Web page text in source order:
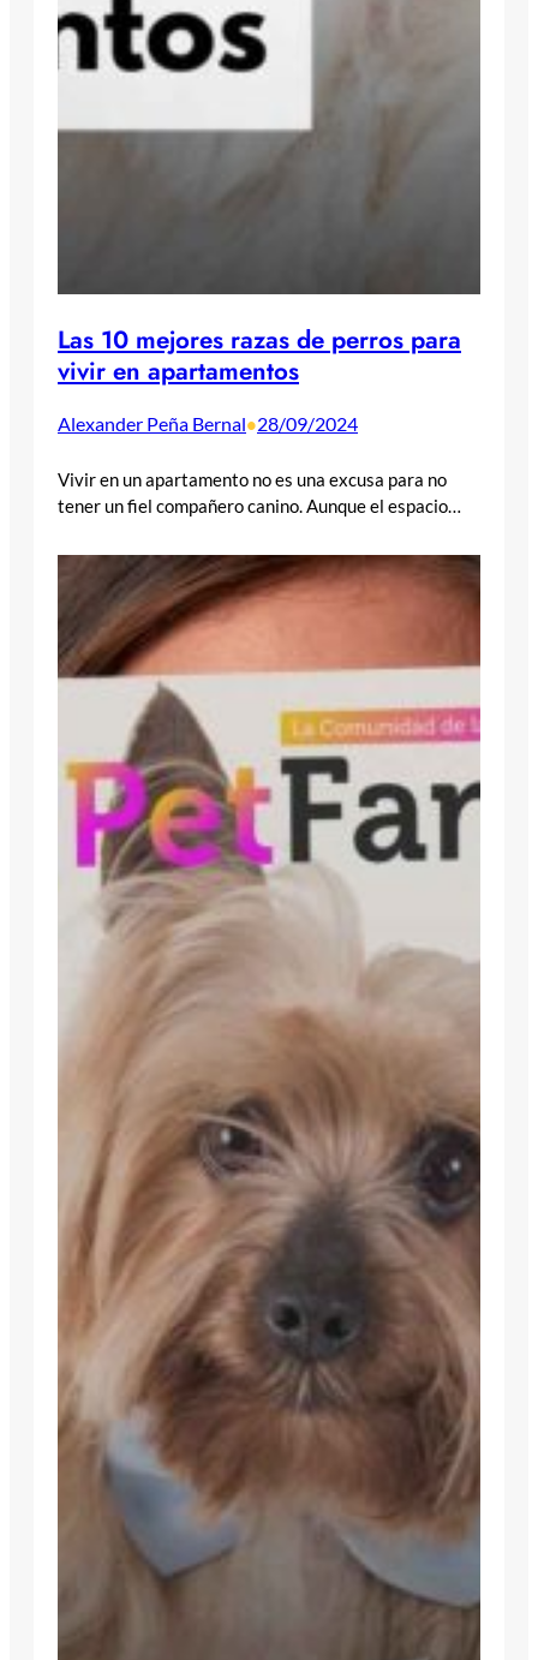
Las 10 mejores razas de perros para
vivir en apartamentos
Alexander Peña Bernal•28/09/2024
Vivir en un apartamento no es una excusa para no
tener un fiel compañero canino. Aunque el espacio…